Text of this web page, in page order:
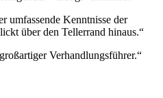
umfassende Kenntnisse der
über den Tellerrand hinaus.“
Verhandlungsführer.“